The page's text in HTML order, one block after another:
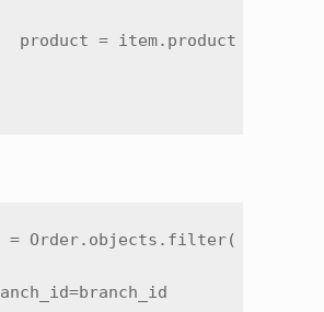
= item.product  # и тут
= Order.objects.filter(